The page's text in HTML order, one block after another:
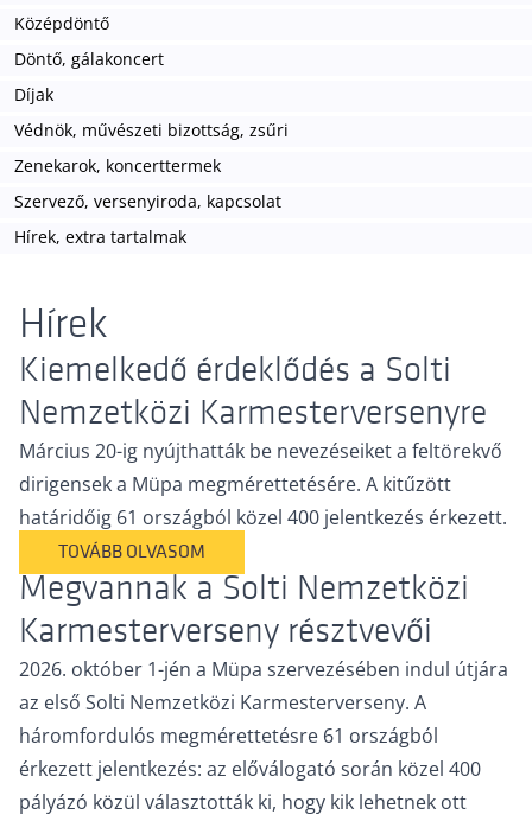
Középdöntő
Döntő, gálakoncert
Díjak
Védnök, művészeti bizottság, zsűri
Zenekarok, koncerttermek
Szervező, versenyiroda, kapcsolat
Hírek, extra tartalmak
Hírek
Kiemelkedő érdeklődés a Solti
Nemzetközi Karmesterversenyre
Március 20-ig nyújthatták be nevezéseiket a feltörekvő
dirigensek a Müpa megmérettetésére. A kitűzött
határidőig 61 országból közel 400 jelentkezés érkezett.
TOVÁBB OLVASOM
Megvannak a Solti Nemzetközi
Karmesterverseny résztvevői
2026. október 1-jén a Müpa szervezésében indul útjára
az első Solti Nemzetközi Karmesterverseny. A
háromfordulós megmérettetésre 61 országból
érkezett jelentkezés: az előválogató során közel 400
pályázó közül választották ki, hogy kik lehetnek ott